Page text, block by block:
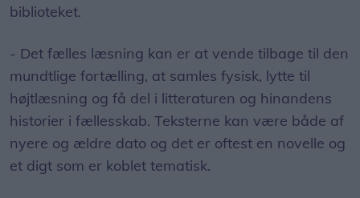
biblioteket.
- Det fælles læsning kan er at vende tilbage til den
mundtlige fortælling, at samles fysisk, lytte til
højtlæsning og få del i litteraturen og hinandens
historier i fællesskab. Teksterne kan være både af
nyere og ældre dato og det er oftest en novelle og
et digt som er koblet tematisk.